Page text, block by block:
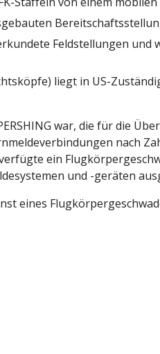
Feldstellungen
liegt in US-
war, die für die
nach
ein
und -geräten
eines